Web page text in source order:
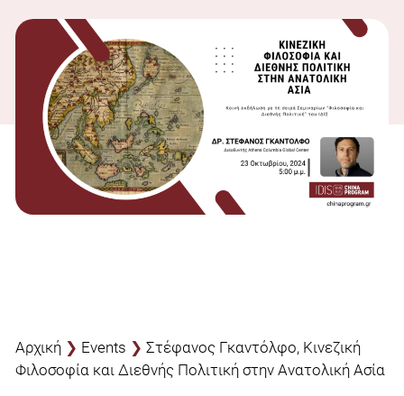
Αρχική ❯ Events ❯ Στέφανος Γκαντόλφο, Κινεζική
Φιλοσοφία και Διεθνής Πολιτική στην Ανατολική Ασία